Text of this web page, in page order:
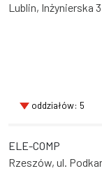
Lublin, Inżynierska 3
oddziałów: 5
ELE-COMP
Rzeszów, ul.